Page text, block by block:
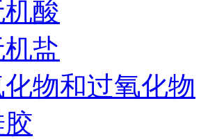
机酸
盐
物和过氧化物